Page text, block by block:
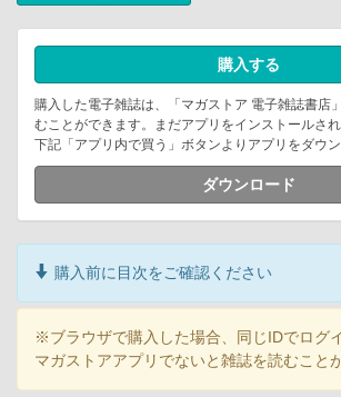
購入する
購入した電子雑誌は、「マガストア 電子雑誌書店
むことができます。まだアプリをインストールされ
下記「アプリ内で買う」ボタンよりアプリをダウン
ダウンロード
購入前に目次をご確認ください
※ブラウザで購入した場合、同じIDでログ
マガストアアプリでないと雑誌を読むこと